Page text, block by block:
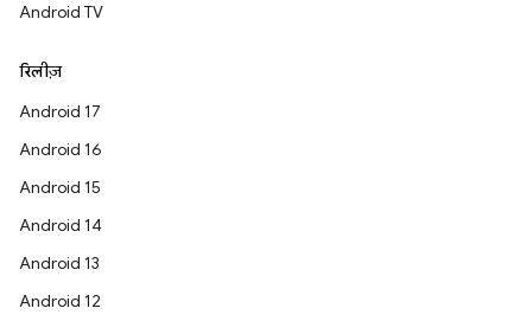
Android TV
रिलीज़
Android 17
Android 16
Android 15
Android 14
Android 13
Android 12